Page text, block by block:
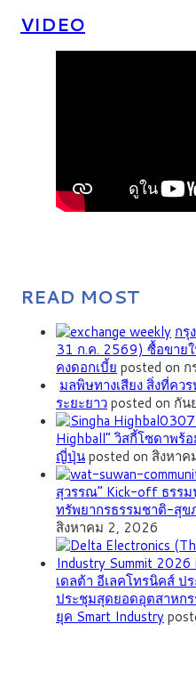
VIDEO
READ MOST
กรุ
31 ก.ค. 2569) ซื้อขาย
คงดอกเบี้ย posted on
มลพิษทางเสียง สิ่งที่คว
ระยะยาวposted on กั
Highball” วิสกี้โซดาพร้
ญี่ปุ่นposted on สิงหา
สุวรรณ” Kick-off ธรร
ทรัพยากรธรรมชาติ-สุข
สิงหาคม 2, 2026
เดลต้า อีเลคโทรนิคส์ ป
ประชุมสุดยอดอุตสาหก
ยุค Smart Industry